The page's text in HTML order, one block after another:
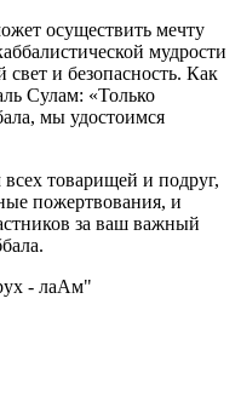
осуществить мечту
мудрости
и безопасность. Как
Сулам: «Только
мы удостоимся
товарищей и подруг,
пожертвования, и
за ваш важный
- лаАм"